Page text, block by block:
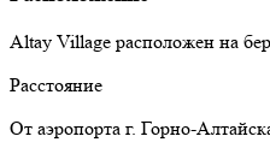
Altay Village расположен на
Расстояние
От аэропорта г. Горно-